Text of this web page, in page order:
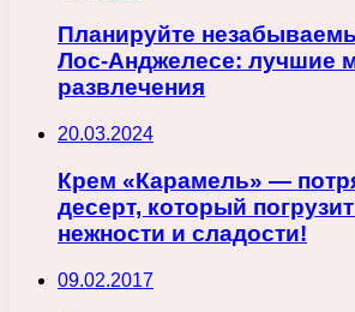
Планируйте
Лос-Анджелесе: лучшие
развлечения
20.03.2024
Крем «Карамель» —
десерт, который
нежности и сладости!
09.02.2017